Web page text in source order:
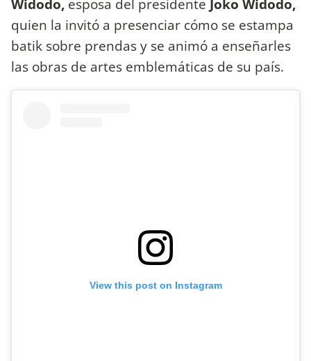
quien la invitó a presenciar cómo se estampa
batik sobre prendas y se animó a enseñarles
las obras de artes emblemáticas de su país.
View this post on Instagram